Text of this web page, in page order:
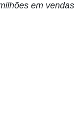
em vendas